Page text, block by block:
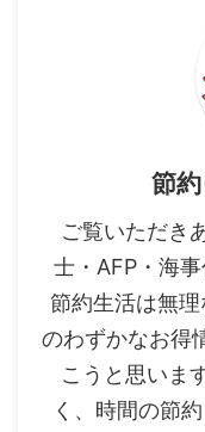
節
ご覧いただき
士・AFP・海
節約生活は無
のわずかなお得
こうと思いま
く、時間の節